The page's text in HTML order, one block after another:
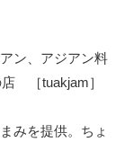
ン、アジアン料
［tuakjam］
みを提供。ちょ